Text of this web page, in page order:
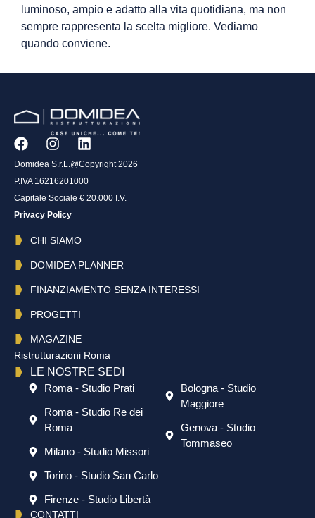
luminoso, ampio e adatto alla vita quotidiana, ma non
sempre rappresenta la scelta migliore. Vediamo
quando conviene.
Domidea S.r.L.@Copyright 2026
P.IVA 16216201000
Capitale Sociale € 20.000 I.V.
Privacy Policy
CHI SIAMO
DOMIDEA PLANNER
FINANZIAMENTO SENZA INTERESSI
PROGETTI
MAGAZINE
Ristrutturazioni Roma
LE NOSTRE SEDI
Roma - Studio Prati
Roma - Studio Re dei
Roma
Milano - Studio Missori
Torino - Studio San Carlo
Firenze - Studio Libertà
Bologna - Studio
Maggiore
Genova - Studio
Tommaseo
CONTATTI